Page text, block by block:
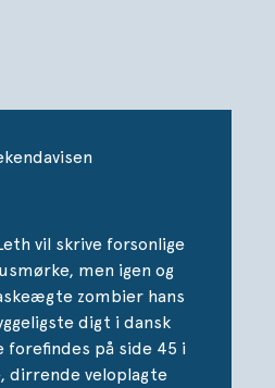
vil skrive forsonlige
men igen og
zombier hans
digt i dansk
på side 45 i
dirrende veloplagte